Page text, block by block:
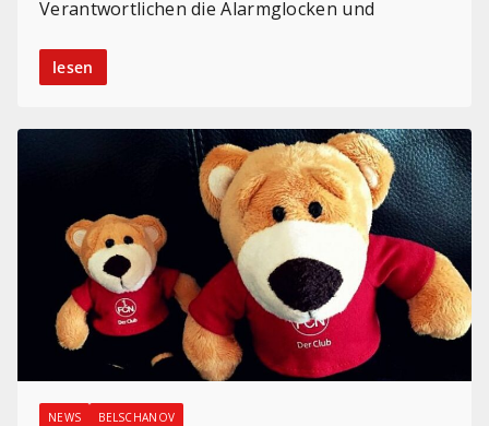
Verantwortlichen die Alarmglocken und
lesen
NEWS BELSCHANOV